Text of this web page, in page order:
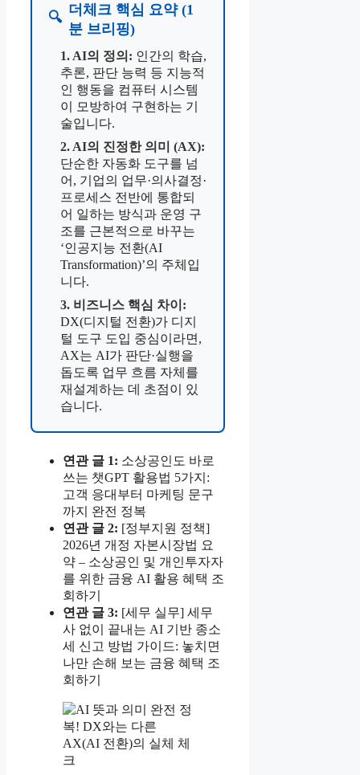
🔍 더체크 핵심 요약 (1
분 브리핑)
1. AI의 정의: 인간의 학습,
추론, 판단 능력 등 지능적
인 행동을 컴퓨터 시스템
이 모방하여 구현하는 기
술입니다.
2. AI의 진정한 의미 (AX):
단순한 자동화 도구를 넘
어, 기업의 업무·의사결정·
프로세스 전반에 통합되
어 일하는 방식과 운영 구
조를 근본적으로 바꾸는
‘인공지능 전환(AI
Transformation)’의 주체입
니다.
3. 비즈니스 핵심 차이:
DX(디지털 전환)가 디지
털 도구 도입 중심이라면,
AX는 AI가 판단·실행을
돕도록 업무 흐름 자체를
재설계하는 데 초점이 있
습니다.
연관 글 1: 소상공인도 바로
쓰는 챗GPT 활용법 5가지:
고객 응대부터 마케팅 문구
까지 완전 정복
연관 글 2: [정부지원 정책]
2026년 개정 자본시장법 요
약 – 소상공인 및 개인투자자
를 위한 금융 AI 활용 혜택 조
회하기
연관 글 3: [세무 실무] 세무
사 없이 끝내는 AI 기반 종소
세 신고 방법 가이드: 놓치면
나만 손해 보는 금융 혜택 조
회하기